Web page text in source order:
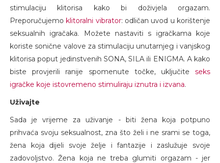
stimulaciju klitorisa kako bi doživjela orgazam.
Preporučujemoklitoralni vibrator: odličan uvod u korištenje
seksualnih igračaka. Možete nastaviti s igračkama koje
koriste sonične valove za stimulaciju unutarnjeg i vanjskog
klitorisa poput jedinstvenih SONA, SILA ili ENIGMA. A kako
biste provjerili ranije spomenute točke, uključite seks
igračke koje istovremeno stimuliraju iznutra i izvana.
Uživajte
Sada je vrijeme za uživanje - biti žena koja potpuno
prihvaća svoju seksualnost, zna što želi i ne srami se toga,
žena koja dijeli svoje želje i fantazije i zaslužuje svoje
zadovoljstvo. Žena koja ne treba glumiti orgazam - jer